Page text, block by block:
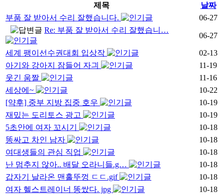
제목
날짜
부품 잘 받아서 수리 잘했습니다.
06-27
Re: 부품 잘 받아서 수리 잘했습니…
06-27
세계 팽이선수권대회 입상작
02-13
아기와 강아지 잠들어 자긔
11-19
웃긴 움짤
11-16
세상에~
10-22
[약후] 중부 지방 집중 호우
10-19
재밌는 도리토스 광고
10-19
5초안에 여자 꼬시기
10-18
똥싸고 차인 남자
10-18
여대생들의 관심 직업
10-18
난 멈추지 않아.. 배달 오라니들.g…
10-18
갑자기 날라온 맨홀뚜껑 ㄷㄷ.gif
10-18
여자 헬스트레이너 똥쌌다. jpg
10-18